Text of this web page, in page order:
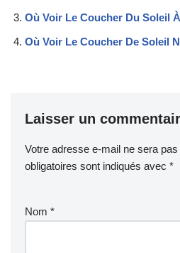
Où Voir Le Coucher Du Soleil
Où Voir Le Coucher De Soleil
Laisser un
Votre adresse e-mail ne sera pas
obligatoires sont indiqués avec *
Nom *